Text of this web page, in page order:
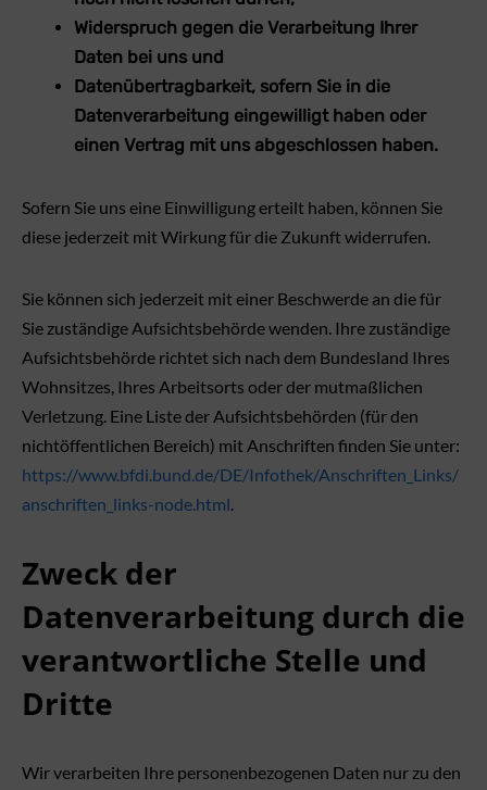
Widerspruch gegen die Verarbeitung Ihrer
Daten bei uns und
Datenübertragbarkeit, sofern Sie in die
Datenverarbeitung eingewilligt haben oder
einen Vertrag mit uns abgeschlossen haben.
Sofern Sie uns eine Einwilligung erteilt haben, können Sie
diese jederzeit mit Wirkung für die Zukunft widerrufen.
Sie können sich jederzeit mit einer Beschwerde an die für
Sie zuständige Aufsichtsbehörde wenden. Ihre zuständige
Aufsichtsbehörde richtet sich nach dem Bundesland Ihres
Wohnsitzes, Ihres Arbeitsorts oder der mutmaßlichen
Verletzung. Eine Liste der Aufsichtsbehörden (für den
nichtöffentlichen Bereich) mit Anschriften finden Sie unter:
https://www.bfdi.bund.de/DE/Infothek/Anschriften_Links/
anschriften_links-node.html.
Zweck der
Datenverarbeitung durch die
verantwortliche Stelle und
Dritte
Wir verarbeiten Ihre personenbezogenen Daten nur zu den